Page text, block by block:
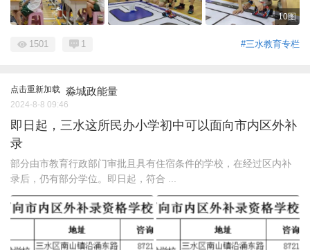
10图
#三水教育专栏
1501 1
点击重新加载 淼城政能量
2024-8-8 09:46
即日起，三水这所民办小学初中可以面向市内区外补
录
部分由市教育行政部门审批且具有住宿条件的学校，在经过区内补
录后，仍有部分学位。即日起，符合 ...